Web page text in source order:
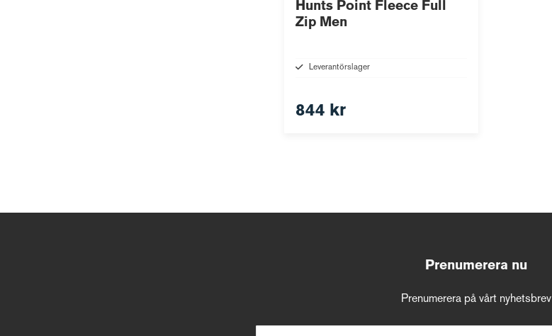
Hunts Point Fleece Full
Zip Men
Leverantörslager
844 kr
Prenumerera nu
Prenumerera på vårt nyhetsbrev